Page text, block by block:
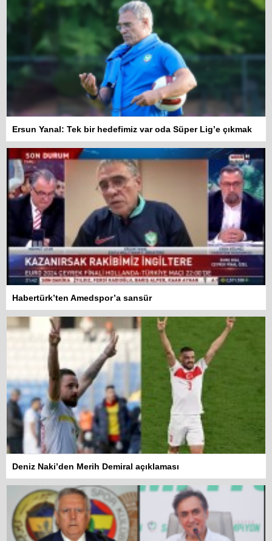
Ersun Yanal: Tek bir hedefimiz var oda Süper Lig’e çıkmak
Habertürk’ten Amedspor’a sansür
Deniz Naki’den Merih Demiral açıklaması